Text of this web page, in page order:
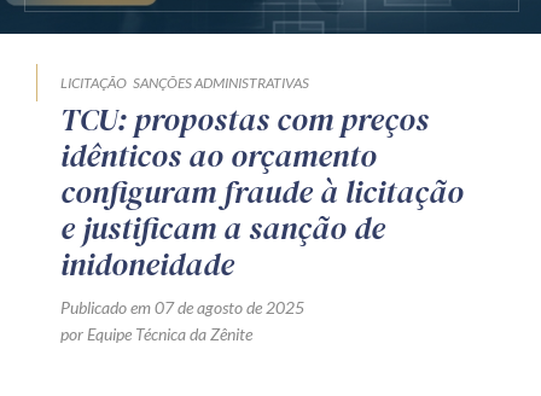
Telefone (41) 2109-8666
LICITAÇÃO SANÇÕES ADMINISTRATIVAS
TCU: propostas com preços
idênticos ao orçamento
configuram fraude à licitação
e justificam a sanção de
inidoneidade
Publicado em 07 de agosto de 2025
por Equipe Técnica da Zênite